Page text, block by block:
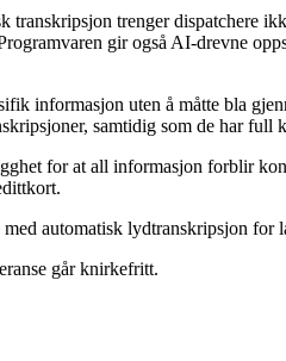
trenger dispatchere
gir også AI-drevne
informasjon uten å måtte bla
samtidig som de har
for at all informasjon forblir
automatisk lydtranskripsjon for
går knirkefritt.